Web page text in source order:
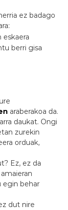
ez badago
eskaera
berri gisa
araberakoa da.
daukat. Ongi
zurekin
orduak,
Ez, ez da
egin behar
dut nire